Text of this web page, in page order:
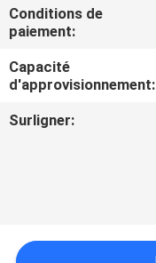
CONTACTEZ-
NOUS
NOUVELLES
LINE
Conditions de
paiement:
Capacité
d'approvisionnement:
Surligner: